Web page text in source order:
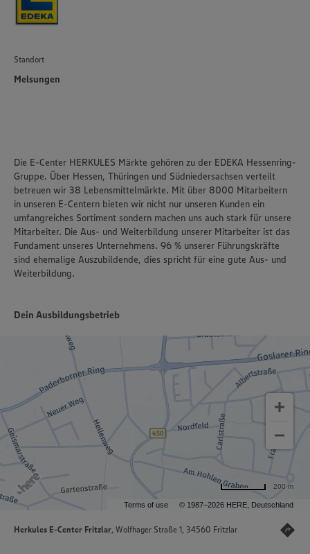
Standort
Melsungen
Die E-Center HERKULES Märkte gehören zu der EDEKA Hessenring-
Gruppe. Über Hessen, Thüringen und Südniedersachsen verteilt
betreuen wir 38 Lebensmittelmärkte. Mit über 8000 Mitarbeitern
in unseren E-Centern bieten wir nicht nur unseren Kunden ein
umfangreiches Sortiment sondern machen uns auch stark für unsere
Mitarbeiter. Die Aus- und Weiterbildung unserer Mitarbeiter ist das
Fundament unseres Unternehmens. 96 % unserer Führungskräfte
sind ehemalige Auszubildende, dies spricht für eine gute Aus- und
Weiterbildung.
Dein Ausbildungsbetrieb
Terms of use © 1987–2026 HERE, Deutschland
200 m
Herkules E-Center Fritzlar, Wolfhager Straße 1, 34560 Fritzlar